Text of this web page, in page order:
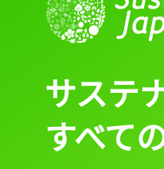
サステ
すべて